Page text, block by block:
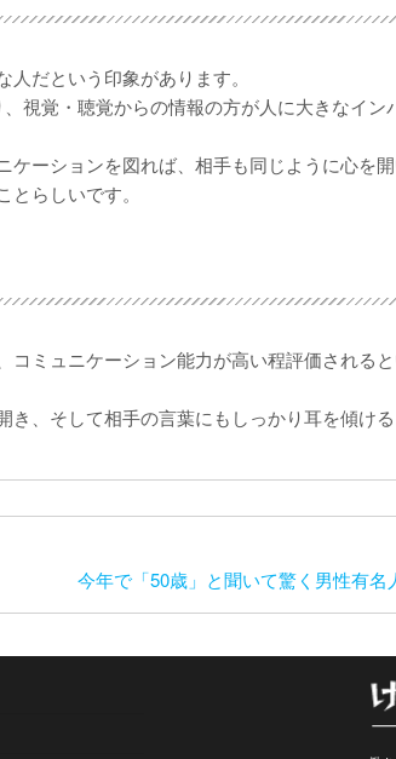
だという印象があります。
視覚・聴覚からの情報の方が人に大きなイン
ーションを図れば、相手も同じように心を
らしいです。
ミュニケーション能力が高い程評価される
、そして相手の言葉にもしっかり耳を傾け
今年で「50歳」と聞いて驚く男性有名